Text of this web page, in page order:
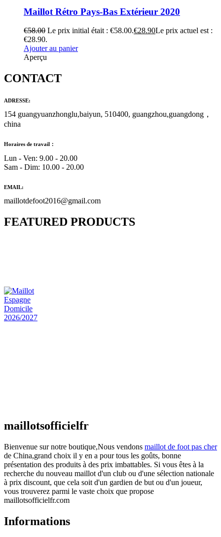
Maillot Rétro Pays-Bas Extérieur 2020
€58.00 Le prix initial était : €58.00.€28.90Le prix actuel est :
€28.90.
Ajouter au panier
Aperçu
CONTACT
ADRESSE:
154 guangyuanzhonglu,baiyun, 510400, guangzhou,guangdong，
china
Horaires de travail：
Lun - Ven: 9.00 - 20.00
Sam - Dim: 10.00 - 20.00
EMAIL:
maillotdefoot2016@gmail.com
FEATURED PRODUCTS
maillotsofficielfr
Bienvenue sur notre boutique,Nous vendons maillot de foot pas cher
de China,grand choix il y en a pour tous les goûts, bonne
présentation des produits à des prix imbattables. Si vous êtes à la
recherche du nouveau maillot d'un club ou d'une sélection nationale
à prix discount, que cela soit d'un gardien de but ou d'un joueur,
vous trouverez parmi le vaste choix que propose
maillotsofficielfr.com
Informations